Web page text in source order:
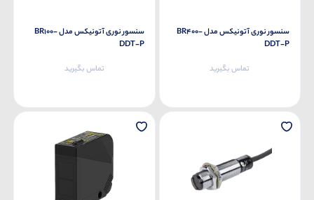
سنسور نوری آتونیکس مدل BR400-
DDT-P
تماس بگیرید
سنسور نوری آتونیکس مدل BR100-
DDT-P
تماس بگیرید